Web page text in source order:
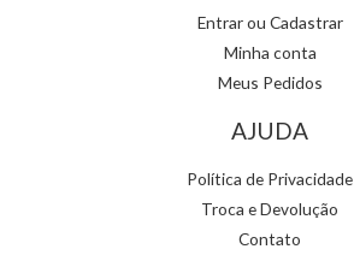
Entrar ou Cadastrar
Minha conta
Meus Pedidos
AJUDA
Política de Privacidade
Troca e Devolução
Contato